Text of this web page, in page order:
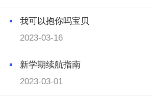
我可以抱你吗宝贝
2023-03-16
新学期续航指南
2023-03-01